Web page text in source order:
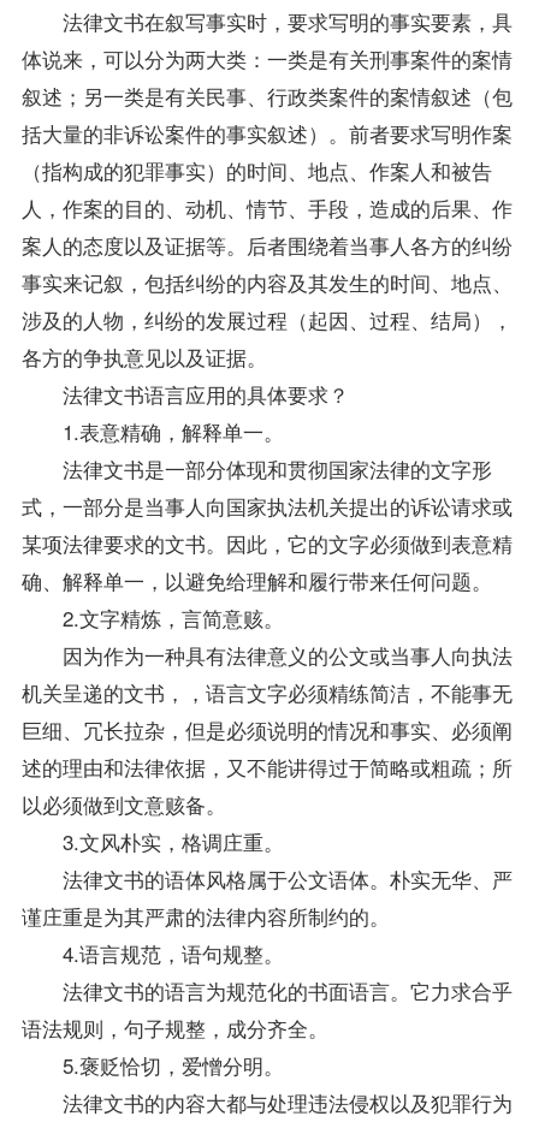
法律文书在叙写事实时，要求写明的事实要素，具
体说来，可以分为两大类：一类是有关刑事案件的案情
叙述；另一类是有关民事、行政类案件的案情叙述（包
括大量的非诉讼案件的事实叙述）。前者要求写明作案
（指构成的犯罪事实）的时间、地点、作案人和被告
人，作案的目的、动机、情节、手段，造成的后果、作
案人的态度以及证据等。后者围绕着当事人各方的纠纷
事实来记叙，包括纠纷的内容及其发生的时间、地点、
涉及的人物，纠纷的发展过程（起因、过程、结局），
各方的争执意见以及证据。
法律文书语言应用的具体要求？
1.表意精确，解释单一。
法律文书是一部分体现和贯彻国家法律的文字形
式，一部分是当事人向国家执法机关提出的诉讼请求或
某项法律要求的文书。因此，它的文字必须做到表意精
确、解释单一，以避免给理解和履行带来任何问题。
2.文字精炼，言简意赅。
因为作为一种具有法律意义的公文或当事人向执法
机关呈递的文书，，语言文字必须精练简洁，不能事无
巨细、冗长拉杂，但是必须说明的情况和事实、必须阐
述的理由和法律依据，又不能讲得过于简略或粗疏；所
以必须做到文意赅备。
3.文风朴实，格调庄重。
法律文书的语体风格属于公文语体。朴实无华、严
谨庄重是为其严肃的法律内容所制约的。
4.语言规范，语句规整。
法律文书的语言为规范化的书面语言。它力求合乎
语法规则，句子规整，成分齐全。
5.褒贬恰切，爱憎分明。
法律文书的内容大都与处理违法侵权以及犯罪行为